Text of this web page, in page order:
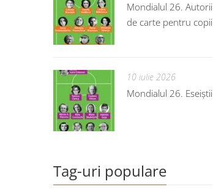
Mondialul 26. Autorii
de carte pentru copii
10 iulie 2026
Mondialul 26. Eseiștii
Tag-uri populare